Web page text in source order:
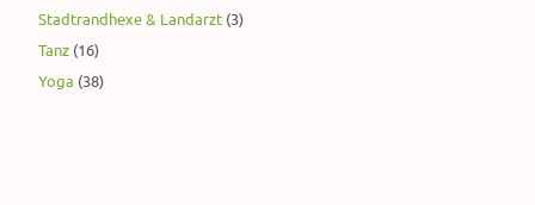
Stadtrandhexe & Landarzt (3)
Tanz (16)
Yoga (38)